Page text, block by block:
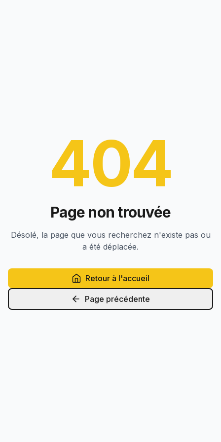
404
Page non trouvée
Désolé, la page que vous recherchez n'existe pas ou
a été déplacée.
Retour à l'accueil
Page précédente